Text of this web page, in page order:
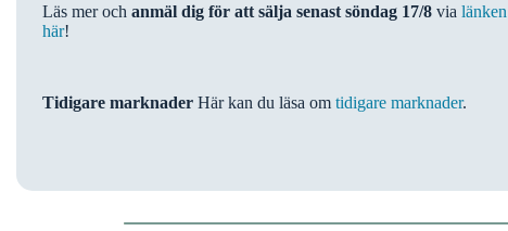
Läs mer och anmäl dig för att sälja senast söndag 17/8 via länken
här!
Tidigare marknader Här kan du läsa om tidigare marknader.